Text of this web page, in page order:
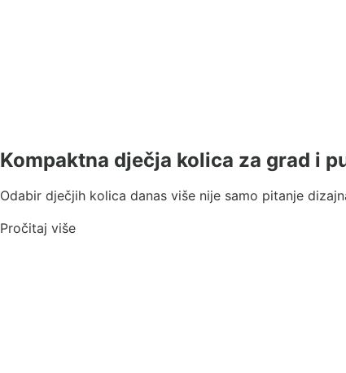
Kompaktna dječja kolica za grad i
Odabir dječjih kolica danas više nije samo pitanje
Pročitaj više